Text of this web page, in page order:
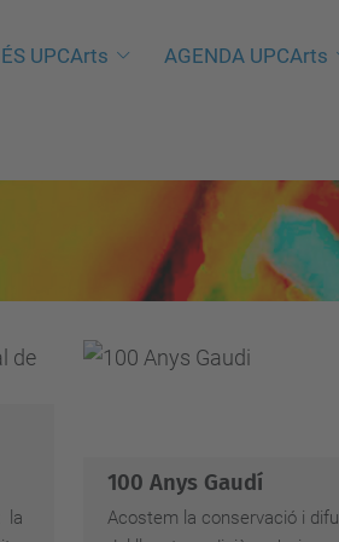
UPCArts AGENDA UPCArts
la
100 Anys Gaudí
Acostem la conservació i